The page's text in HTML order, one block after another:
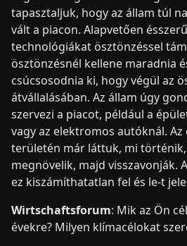
tapasztaljuk, hogy az állam túl
vált a piacon. Alapvetően
technológiákat ösztönzéssel
ösztönzésnél kellene maradnia
csúcsosodnia ki, hogy végül az
átvállalásában. Az állam úgy
szervezi a piacot, például a
vagy az elektromos autóknál.
területén már láttuk, mi
megnövelik, majd visszavonják.
ez kiszámíthatatlan fel és le-t
Wirtschaftsforum: Mik az Ön
évekre? Milyen klímacélokat